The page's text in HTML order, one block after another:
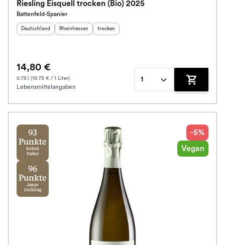
Riesling Eisquell trocken (Bio) 2025
Battenfeld-Spanier
Herkunftsland
Deutschland Herkunftsregion :
Rheinhessen Geschmack
trocken
14,80 €
0.75 l (19.73 € / 1 Liter)
Lebensmittelangaben
1
Zum
93
Punkte
Robert
Parker
96
Punkte
James
Suckling
-5%
Vegan